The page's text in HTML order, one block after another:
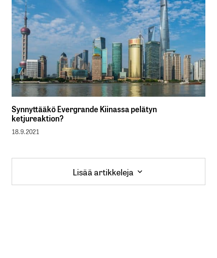
Synnyttääkö Evergrande Kiinassa pelätyn
ketjureaktion?
18.9.2021
Lisää artikkeleja
Lisää artikkeleja